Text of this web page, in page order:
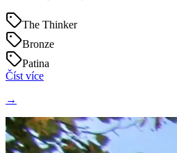
The Thinker
Bronze
Patina
Číst více
→